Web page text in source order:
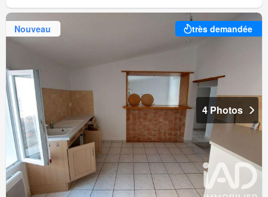
Nouveau très demandée
4 Photos